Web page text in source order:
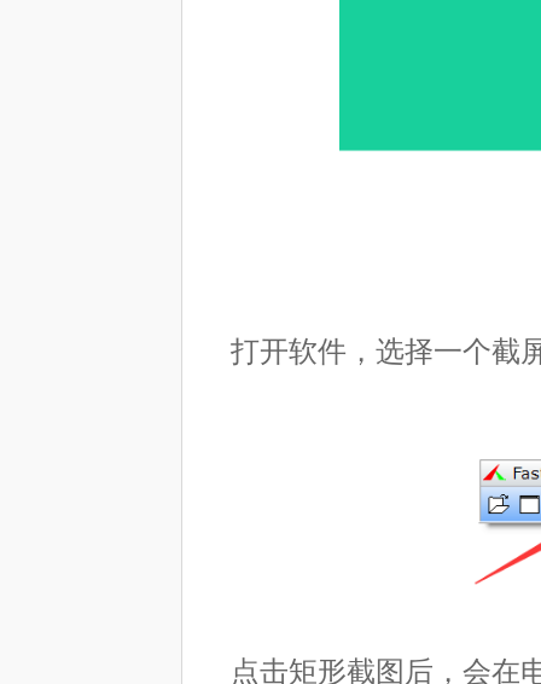
打开软件，选择一个截
点击矩形截图后，会在